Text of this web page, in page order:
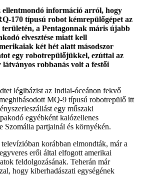
ellentmondó információ arról, hogy
170 típusú robot kémrepülőgépet az
a Pentagonnak máris újabb
elvesztése miatt kell
két hét alatt másodszor
egy robotrepülőjükkel, ezúttal az
látványos robbanás volt a festői
légibázist az Indiai-óceánon fekvő
MQ-9 típusú robotrepülő itt
egy műszaki
egyébként kalózellenes
Szomália partjainál és környékén.
korábban elmondták, már a
erői által elfogott amerikai
feldolgozásának. Teherán már
hogy kiberhadászati egységének